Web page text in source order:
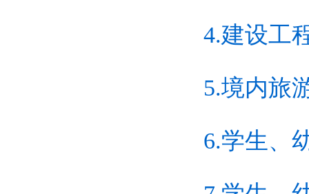
4.建设工
5.境内旅
6.学生、